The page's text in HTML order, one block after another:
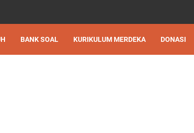
BANK SOAL KURIKULUM MERDEKA DONASI